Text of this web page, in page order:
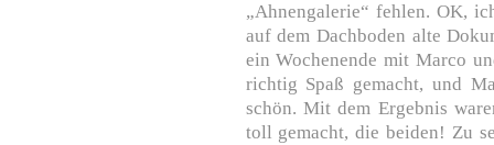
„Ahnengalerie“ fehlen. OK,
auf dem Dachboden alte
ein Wochenende mit Marco
richtig Spaß gemacht, und
schön. Mit dem Ergebnis
toll gemacht, die beiden! Zu